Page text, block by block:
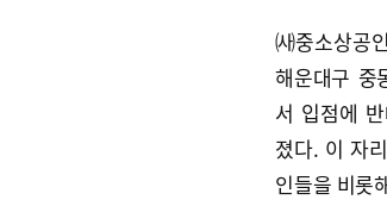
㈔중소상공
해운대구 중
서 입점에
졌다. 이 자
인들을 비롯